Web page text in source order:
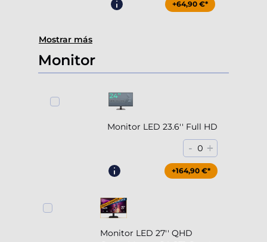
+64,90 €*
Mostrar más
Monitor
Monitor LED 23.6'' Full HD
- 0 +
+164,90 €*
Monitor LED 27'' QHD